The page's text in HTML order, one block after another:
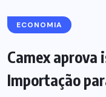
ECONOMIA
Camex aprova
Importação